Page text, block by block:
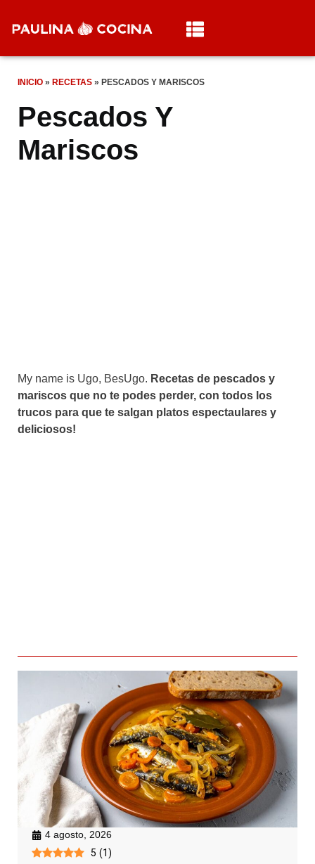
INICIO » RECETAS » PESCADOS Y MARISCOS
Pescados Y
Mariscos
My name is Ugo, BesUgo. Recetas de pescados y
mariscos que no te podes perder, con todos los
trucos para que te salgan platos espectaulares y
deliciosos!
4 agosto, 2026
5 (1)